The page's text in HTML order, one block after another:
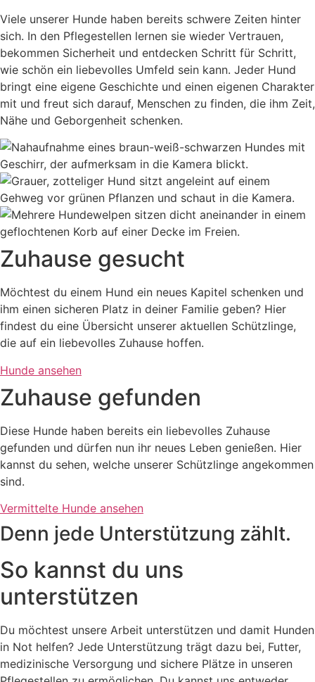
Viele unserer Hunde haben bereits schwere Zeiten hinter
sich. In den Pflegestellen lernen sie wieder Vertrauen,
bekommen Sicherheit und entdecken Schritt für Schritt,
wie schön ein liebevolles Umfeld sein kann. Jeder Hund
bringt eine eigene Geschichte und einen eigenen Charakter
mit und freut sich darauf, Menschen zu finden, die ihm Zeit,
Nähe und Geborgenheit schenken.
Zuhause gesucht
Möchtest du einem Hund ein neues Kapitel schenken und
ihm einen sicheren Platz in deiner Familie geben? Hier
findest du eine Übersicht unserer aktuellen Schützlinge,
die auf ein liebevolles Zuhause hoffen.
Hunde ansehen
Zuhause gefunden
Diese Hunde haben bereits ein liebevolles Zuhause
gefunden und dürfen nun ihr neues Leben genießen. Hier
kannst du sehen, welche unserer Schützlinge angekommen
sind.
Vermittelte Hunde ansehen
Denn jede Unterstützung zählt.
So kannst du uns
unterstützen
Du möchtest unsere Arbeit unterstützen und damit Hunden
in Not helfen? Jede Unterstützung trägt dazu bei, Futter,
medizinische Versorgung und sichere Plätze in unseren